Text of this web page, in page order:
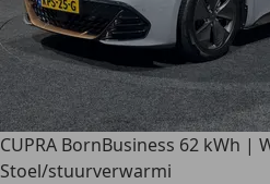
CUPRA BornBusiness 62 kWh |
Stoel/stuurverwarmi